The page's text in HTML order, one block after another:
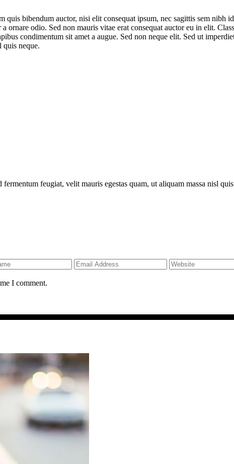
bibendum auctor, nisi elit consequat ipsum, nec sagittis sem nibh
odio. Sed non mauris vitae erat consequat auctor eu in elit.
condimentum sit amet a augue. Sed non neque elit. Sed ut
quis neque.
feugiat, velit mauris egestas quam, ut aliquam massa nisl
I comment.